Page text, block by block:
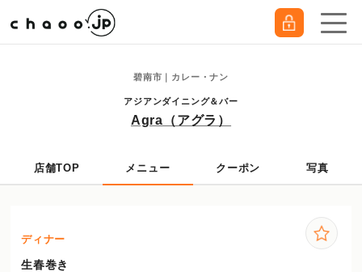
碧南市｜カレー・ナン
アジアンダイニング＆バー
Agra（アグラ）
店舗TOP メニュー クーポン 写真
ディナー
生春巻き